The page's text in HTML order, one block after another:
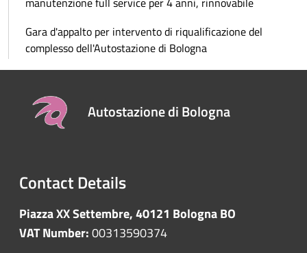
Gara d'appalto per intervento di riqualificazione del
complesso dell'Autostazione di Bologna
Autostazione di Bologna
Contact Details
Piazza XX Settembre, 40121 Bologna BO
VAT Number:00313590374